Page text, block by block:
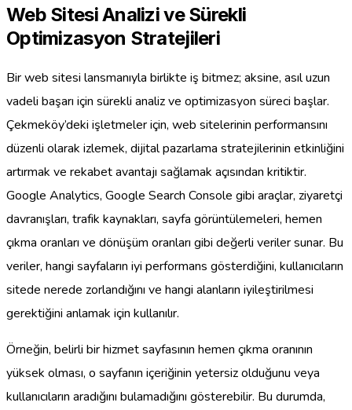
Web Sitesi Analizi ve Sürekli
Optimizasyon Stratejileri
Bir web sitesi lansmanıyla birlikte iş bitmez; aksine, asıl uzun
vadeli başarı için sürekli analiz ve optimizasyon süreci başlar.
Çekmeköy’deki işletmeler için, web sitelerinin performansını
düzenli olarak izlemek, dijital pazarlama stratejilerinin etkinliğini
artırmak ve rekabet avantajı sağlamak açısından kritiktir.
Google Analytics, Google Search Console gibi araçlar, ziyaretçi
davranışları, trafik kaynakları, sayfa görüntülemeleri, hemen
çıkma oranları ve dönüşüm oranları gibi değerli veriler sunar. Bu
veriler, hangi sayfaların iyi performans gösterdiğini, kullanıcıların
sitede nerede zorlandığını ve hangi alanların iyileştirilmesi
gerektiğini anlamak için kullanılır.
Örneğin, belirli bir hizmet sayfasının hemen çıkma oranının
yüksek olması, o sayfanın içeriğinin yetersiz olduğunu veya
kullanıcıların aradığını bulamadığını gösterebilir. Bu durumda,